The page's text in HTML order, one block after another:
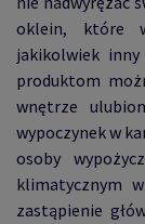
oklein, które
jakikolwiek
produktom
wnętrze
wypoczynek w
osoby
klimatycznym
zastąpienie